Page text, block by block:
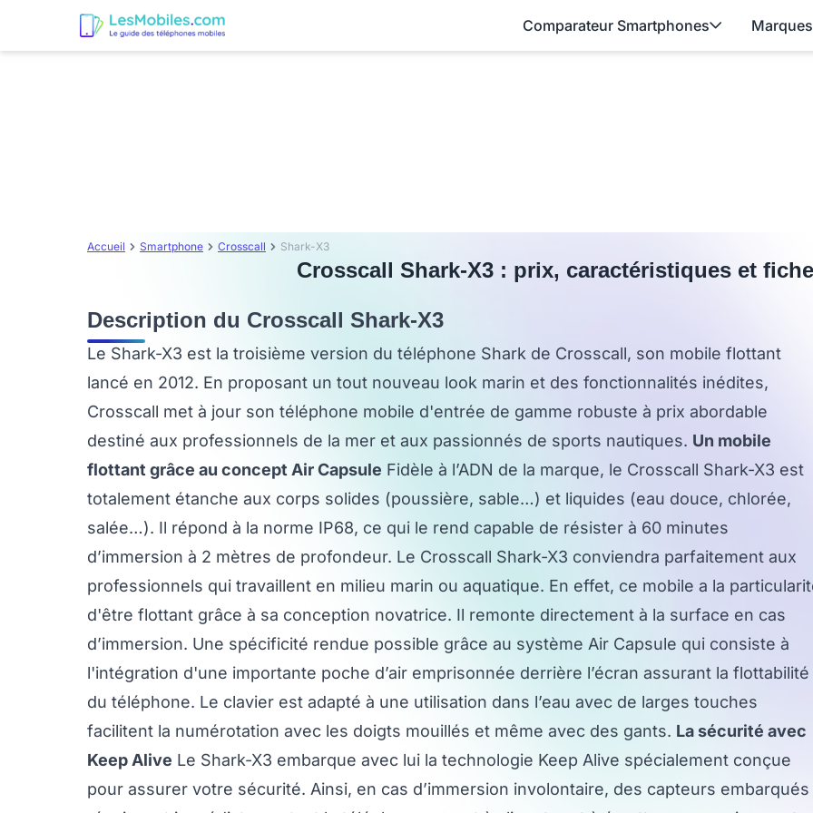
Comparateur Smartphones Marques
Accueil Smartphone Crosscall Shark-X3
Crosscall Shark-X3 : prix, caractéristiques et
Description du Crosscall Shark-X3
Le Shark-X3 est la troisième version du téléphone Shark de Crosscall, son mobile flottant
lancé en 2012. En proposant un tout nouveau look marin et des fonctionnalités inédites,
Crosscall met à jour son téléphone mobile d'entrée de gamme robuste à prix abordable
destiné aux professionnels de la mer et aux passionnés de sports nautiques. Un mobile
flottant grâce au concept Air Capsule Fidèle à l’ADN de la marque, le Crosscall Shark-X3 est
totalement étanche aux corps solides (poussière, sable…) et liquides (eau douce, chlorée,
salée…). Il répond à la norme IP68, ce qui le rend capable de résister à 60 minutes
d’immersion à 2 mètres de profondeur. Le Crosscall Shark-X3 conviendra parfaitement aux
professionnels qui travaillent en milieu marin ou aquatique. En effet, ce mobile a la
d'être flottant grâce à sa conception novatrice. Il remonte directement à la surface en cas
d’immersion. Une spécificité rendue possible grâce au système Air Capsule qui consiste à
l'intégration d'une importante poche d’air emprisonnée derrière l’écran assurant la flottabilité
du téléphone. Le clavier est adapté à une utilisation dans l’eau avec de larges touches
facilitent la numérotation avec les doigts mouillés et même avec des gants. La sécurité avec
Keep Alive Le Shark-X3 embarque avec lui la technologie Keep Alive spécialement conçue
pour assurer votre sécurité. Ainsi, en cas d’immersion involontaire, des capteurs embarqués